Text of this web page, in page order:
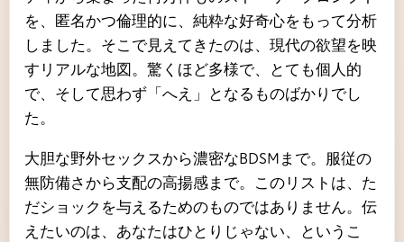
を、匿名かつ倫理的に、純粋な好奇心をもって分析
しました。そこで見えてきたのは、現代の欲望を映
すリアルな地図。驚くほど多様で、とても個人的
で、そして思わず「へえ」となるものばかりでし
た。
大胆な野外セックスから濃密なBDSMまで。服従の
無防備さから支配の高揚感まで。このリストは、た
だショックを与えるためのものではありません。伝
えたいのは、あなたはひとりじゃない、というこ